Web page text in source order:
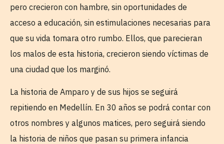
pero crecieron con hambre, sin oportunidades de
acceso a educación, sin estimulaciones necesarias para
que su vida tomara otro rumbo. Ellos, que parecieran
los malos de esta historia, crecieron siendo víctimas de
una ciudad que los marginó.
La historia de Amparo y de sus hijos se seguirá
repitiendo en Medellín. En 30 años se podrá contar con
otros nombres y algunos matices, pero seguirá siendo
la historia de niños que pasan su primera infancia